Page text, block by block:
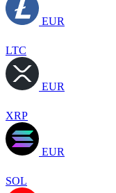
EUR
LTC
EUR
XRP
EUR
SOL